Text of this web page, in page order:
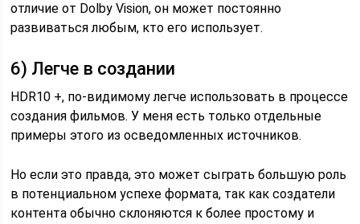
отличие от Dolby Vision, он может постоянно
развиваться любым, кто его использует.
6) Легче в создании
HDR10 +, по-видимому легче использовать в процессе
создания фильмов. У меня есть только отдельные
примеры этого из осведомленных источников.
Но если это правда, это может сыграть большую роль
в потенциальном успехе формата, так как создатели
контента обычно склоняются к более простому и